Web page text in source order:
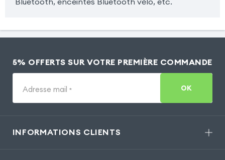
5% OFFERTS SUR VOTRE PREMIÈRE COMMANDE
Adresse mail * OK
INFORMATIONS CLIENTS